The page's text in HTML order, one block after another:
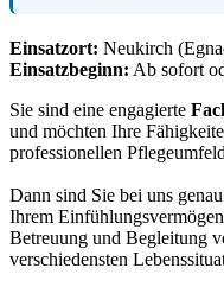
Einsatzort: Neukirch
Einsatzbeginn: Ab sofort
Sie sind eine engagierte
und möchten Ihre
professionellen
Dann sind Sie bei uns
Ihrem
Betreuung und Begleitung
verschiedensten